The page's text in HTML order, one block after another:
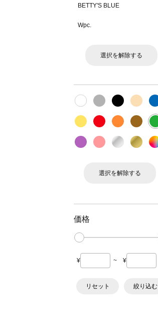
BETTY'S BLUE
Wpc.
選択を解除する
選択を解除する
価格
¥ ~ ¥
リセット 絞り込む